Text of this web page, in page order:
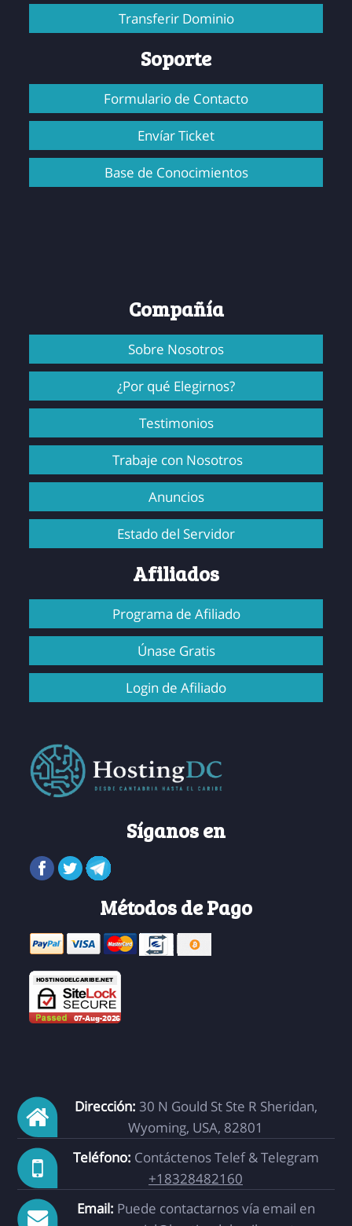
Transferir Dominio
Soporte
Formulario de Contacto
Envíar Ticket
Base de Conocimientos
Compañía
Sobre Nosotros
¿Por qué Elegirnos?
Testimonios
Trabaje con Nosotros
Anuncios
Estado del Servidor
Afiliados
Programa de Afiliado
Únase Gratis
Login de Afiliado
Síganos en
Métodos de Pago
Dirección: 30 N Gould St Ste R Sheridan,
Wyoming, USA, 82801
Teléfono: Contáctenos Telef & Telegram
+18328482160
Email: Puede contactarnos vía email en